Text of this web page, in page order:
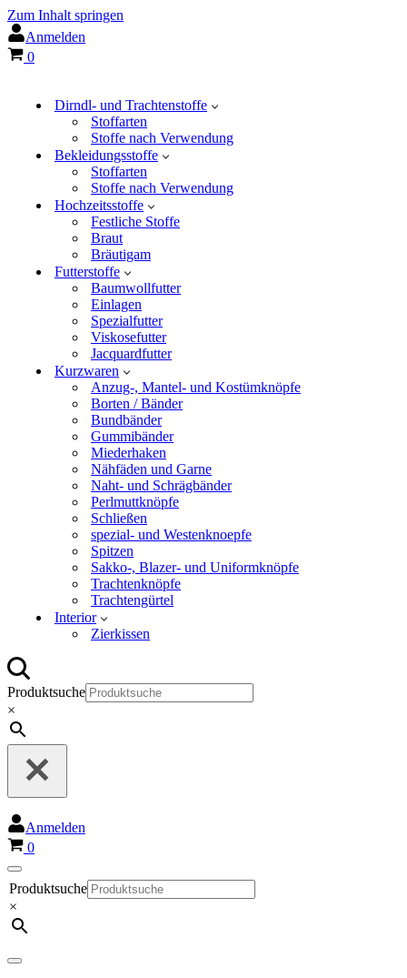
Zum Inhalt springen
Anmelden
Warenkorb
0
Dirndl- und Trachtenstoffe
Stoffarten
Stoffe nach Verwendung
Bekleidungsstoffe
Stoffarten
Stoffe nach Verwendung
Hochzeitsstoffe
Festliche Stoffe
Braut
Bräutigam
Futterstoffe
Baumwollfutter
Einlagen
Spezialfutter
Viskosefutter
Jacquardfutter
Kurzwaren
Anzug-, Mantel- und Kostümknöpfe
Borten / Bänder
Bundbänder
Gummibänder
Miederhaken
Nähfäden und Garne
Naht- und Schrägbänder
Perlmuttknöpfe
Schließen
spezial- und Westenknoepfe
Spitzen
Sakko-, Blazer- und Uniformknöpfe
Trachtenknöpfe
Trachtengürtel
Interior
Zierkissen
Produktsuche
×
Anmelden
Warenkorb
0
Navigationsmenü
Produktsuche
×
Navigationsmenü